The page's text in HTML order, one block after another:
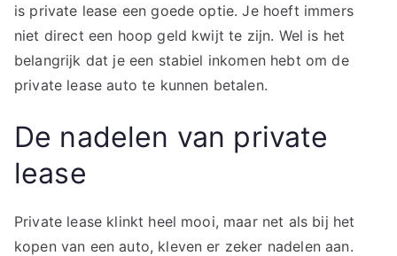
is private lease een goede optie. Je hoeft immers
niet direct een hoop geld kwijt te zijn. Wel is het
belangrijk dat je een stabiel inkomen hebt om de
private lease auto te kunnen betalen.
De nadelen van private
lease
Private lease klinkt heel mooi, maar net als bij het
kopen van een auto, kleven er zeker nadelen aan.